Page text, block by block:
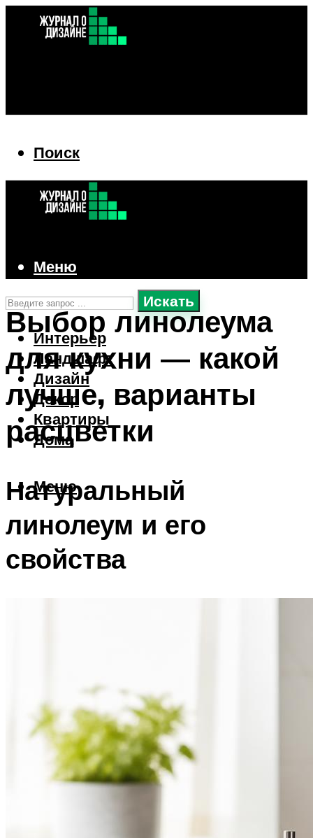
Поиск
Искать
Интерьер
Ландшафт
Дизайн
Декор
Квартиры
Дома
Меню
Меню
Выбор линолеума
для кухни — какой
лучше, варианты
расцветки
Натуральный
линолеум и его
свойства